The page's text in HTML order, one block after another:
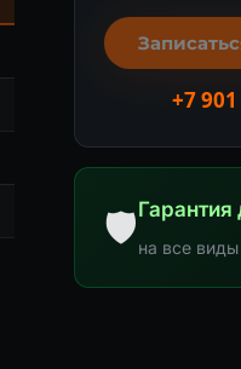
+7
🛡Гарантия
на все